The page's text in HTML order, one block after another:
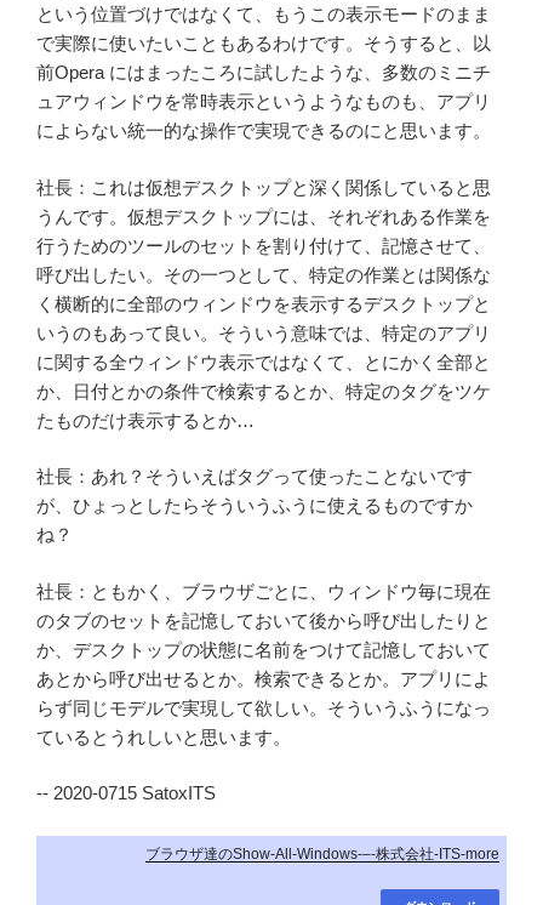
という位置づけではなくて、もうこの表示モードのまま
で実際に使いたいこともあるわけです。そうすると、以
前Opera にはまったころに試したような、多数のミニチ
ュアウィンドウを常時表示というようなものも、アプリ
によらない統一的な操作で実現できるのにと思います。
社長：これは仮想デスクトップと深く関係していると思
うんです。仮想デスクトップには、それぞれある作業を
行うためのツールのセットを割り付けて、記憶させて、
呼び出したい。その一つとして、特定の作業とは関係な
く横断的に全部のウィンドウを表示するデスクトップと
いうのもあって良い。そういう意味では、特定のアプリ
に関する全ウィンドウ表示ではなくて、とにかく全部と
か、日付とかの条件で検索するとか、特定のタグをツケ
たものだけ表示するとか…
社長：あれ？そういえばタグって使ったことないです
が、ひょっとしたらそういうふうに使えるものですか
ね？
社長：ともかく、ブラウザごとに、ウィンドウ毎に現在
のタブのセットを記憶しておいて後から呼び出したりと
か、デスクトップの状態に名前をつけて記憶しておいて
あとから呼び出せるとか。検索できるとか。アプリによ
らず同じモデルで実現して欲しい。そういうふうになっ
ているとうれしいと思います。
-- 2020-0715 SatoxITS
ブラウザ達のShow-All-Windows-–-株式会社-ITS-more